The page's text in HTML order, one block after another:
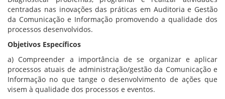
centradas nas inovações das práticas em Auditoria e Gestão
da Comunicação e Informação promovendo a qualidade dos
processos desenvolvidos.
Objetivos Específicos
a) Compreender a importância de se organizar e aplicar
processos atuais de administração/gestão da Comunicação e
Informação no que tange o desenvolvimento de ações que
visem à qualidade dos processos e eventos.